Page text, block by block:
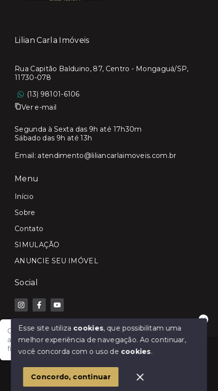
Olá! Fale com a Lilian Carla Imóveis e receba
atendimento rápido para comprar, vender, alugar ou
financiar seu imóvel.
Lilian Carla Imóveis
Rua Capitão Balduino, 87, Centro - Mongaguá/SP,
11730-078
(13) 98101-6106
Ver e-mail
Segunda à Sexta das 9h até 17h30m
Sábado das 9h até 13h
Email: atendimento@liliancarlaimoveis.com.br
Menu
Início
Sobre
Contato
SIMULAÇÃO
ANUNCIE SEU IMÓVEL
Social
© Copyright 2026 - Lilian Carla Imóveis - Todos os
SITE PARA IMOBILIARIA
Esse site utiliza cookies, que possibilitam uma
melhor experiência de navegação.Ao continuar,
você concorda com o uso de cookies.
Concordo, continuar